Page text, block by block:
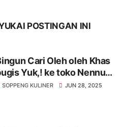
POSTINGAN INI
Cari Oleh oleh Khas
Yuk,! ke toko Nennu
Fatimah Welonge
SOPPENG KULINER JUN 28, 2025